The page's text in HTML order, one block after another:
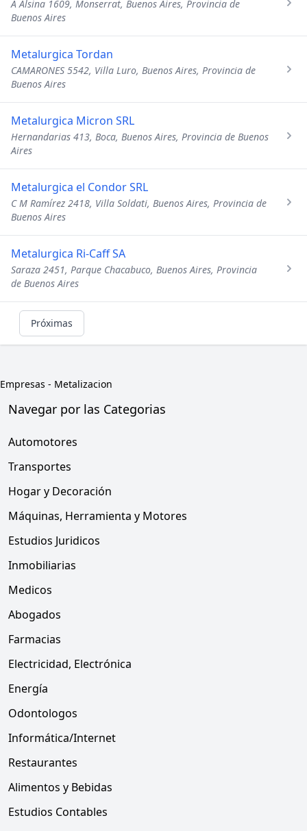
A Alsina 1609, Monserrat, Buenos Aires, Provincia de
Buenos Aires
Metalurgica Tordan
CAMARONES 5542, Villa Luro, Buenos Aires, Provincia de
Buenos Aires
Metalurgica Micron SRL
Hernandarias 413, Boca, Buenos Aires, Provincia de Buenos
Aires
Metalurgica el Condor SRL
C M Ramírez 2418, Villa Soldati, Buenos Aires, Provincia de
Buenos Aires
Metalurgica Ri-Caff SA
Saraza 2451, Parque Chacabuco, Buenos Aires, Provincia
de Buenos Aires
Próximas
Empresas - Metalizacion
Navegar por las Categorias
Automotores
Transportes
Hogar y Decoración
Máquinas, Herramienta y Motores
Estudios Juridicos
Inmobiliarias
Medicos
Abogados
Farmacias
Electricidad, Electrónica
Energía
Odontologos
Informática/Internet
Restaurantes
Alimentos y Bebidas
Estudios Contables